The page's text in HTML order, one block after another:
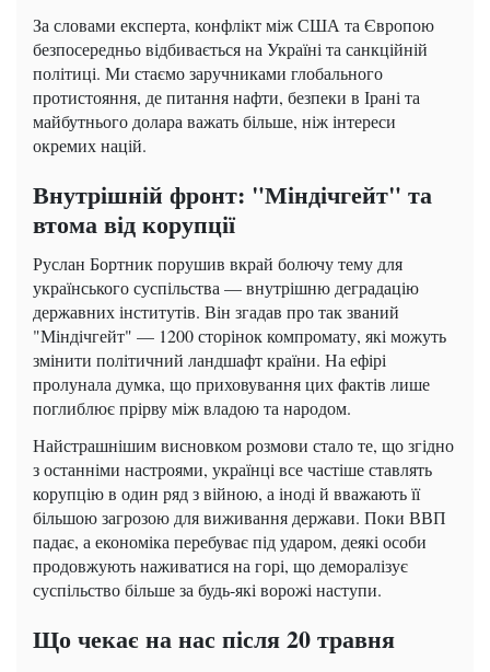
За словами експерта, конфлікт між США та Європою
безпосередньо відбивається на Україні та санкційній
політиці. Ми стаємо заручниками глобального
протистояння, де питання нафти, безпеки в Ірані та
майбутнього долара важать більше, ніж інтереси
окремих націй.
Внутрішній фронт: "Міндічгейт" та
втома від корупції
Руслан Бортник порушив вкрай болючу тему для
українського суспільства — внутрішню деградацію
державних інститутів. Він згадав про так званий
"Міндічгейт" — 1200 сторінок компромату, які можуть
змінити політичний ландшафт країни. На ефірі
пролунала думка, що приховування цих фактів лише
поглиблює прірву між владою та народом.
Найстрашнішим висновком розмови стало те, що згідно
з останніми настроями, українці все частіше ставлять
корупцію в один ряд з війною, а іноді й вважають її
більшою загрозою для виживання держави. Поки ВВП
падає, а економіка перебуває під ударом, деякі особи
продовжують наживатися на горі, що деморалізує
суспільство більше за будь-які ворожі наступи.
Що чекає на нас після 20 травня